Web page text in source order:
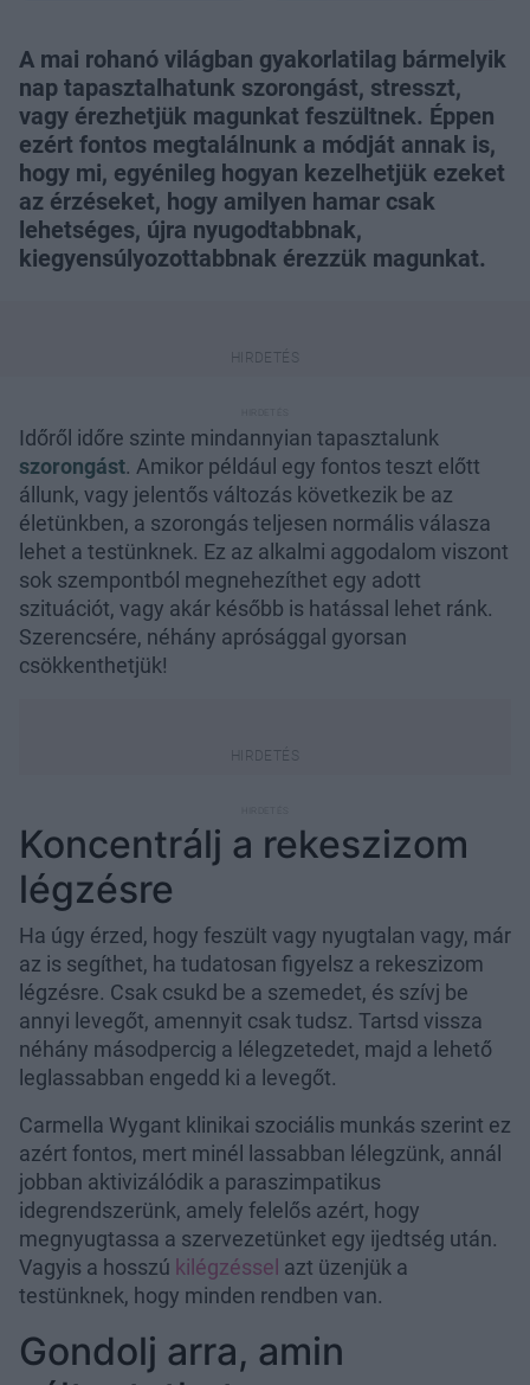
A mai rohanó világban gyakorlatilag bármelyik
nap tapasztalhatunk szorongást, stresszt,
vagy érezhetjük magunkat feszültnek. Éppen
ezért fontos megtalálnunk a módját annak is,
hogy mi, egyénileg hogyan kezelhetjük ezeket
az érzéseket, hogy amilyen hamar csak
lehetséges, újra nyugodtabbnak,
kiegyensúlyozottabbnak érezzük magunkat.
Időről időre szinte mindannyian tapasztalunk
szorongást. Amikor például egy fontos teszt előtt
állunk, vagy jelentős változás következik be az
életünkben, a szorongás teljesen normális válasza
lehet a testünknek. Ez az alkalmi aggodalom viszont
sok szempontból megnehezíthet egy adott
szituációt, vagy akár később is hatással lehet ránk.
Szerencsére, néhány aprósággal gyorsan
csökkenthetjük!
Koncentrálj a rekeszizom
légzésre
Ha úgy érzed, hogy feszült vagy nyugtalan vagy, már
az is segíthet, ha tudatosan figyelsz a rekeszizom
légzésre. Csak csukd be a szemedet, és szívj be
annyi levegőt, amennyit csak tudsz. Tartsd vissza
néhány másodpercig a lélegzetedet, majd a lehető
leglassabban engedd ki a levegőt.
Carmella Wygant klinikai szociális munkás szerint ez
azért fontos, mert minél lassabban lélegzünk, annál
jobban aktivizálódik a paraszimpatikus
idegrendszerünk, amely felelős azért, hogy
megnyugtassa a szervezetünket egy ijedtség után.
Vagyis a hosszú kilégzéssel azt üzenjük a
testünknek, hogy minden rendben van.
Gondolj arra, amin